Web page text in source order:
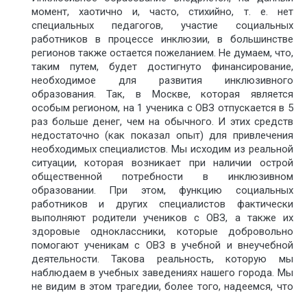
момент, хаотично и, часто, стихийно, т. е. нет
специальных педагогов, участие социальных
работников в процессе инклюзии, в большинстве
регионов также остается пожеланием. Не думаем, что,
таким путем, будет достигнуто финансирование,
необходимое для развития инклюзивного
образования. Так, в Москве, которая является
особым регионом, на 1 ученика с ОВЗ отпускается в 5
раз больше денег, чем на обычного. И этих средств
недостаточно (как показал опыт) для привлечения
необходимых специалистов. Мы исходим из реальной
ситуации, которая возникает при наличии острой
общественной потребности в инклюзивном
образовании. При этом, функцию социальных
работников и других специалистов фактически
выполняют родители учеников с ОВЗ, а также их
здоровые одноклассники, которые добровольно
помогают ученикам с ОВЗ в учебной и внеучебной
деятельности. Такова реальность, которую мы
наблюдаем в учебных заведениях нашего города. Мы
не видим в этом трагедии, более того, надеемся, что